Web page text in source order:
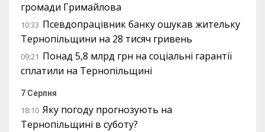
громади Гримайлова
10:33 Псевдопрацівник банку ошукав жительку
Тернопільщини на 28 тисяч гривень
09:21 Понад 5,8 млрд грн на соціальні гарантії
сплатили на Тернопільщині
7 Серпня
18:10 Яку погоду прогнозують на
Тернопільщині в суботу?